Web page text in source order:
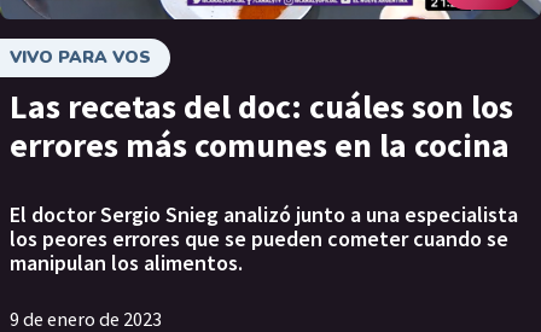
VIVO PARA VOS
Las recetas del doc: cuáles son los
errores más comunes en la cocina
El doctor Sergio Snieg analizó junto a una especialista
los peores errores que se pueden cometer cuando se
manipulan los alimentos.
9 de enero de 2023